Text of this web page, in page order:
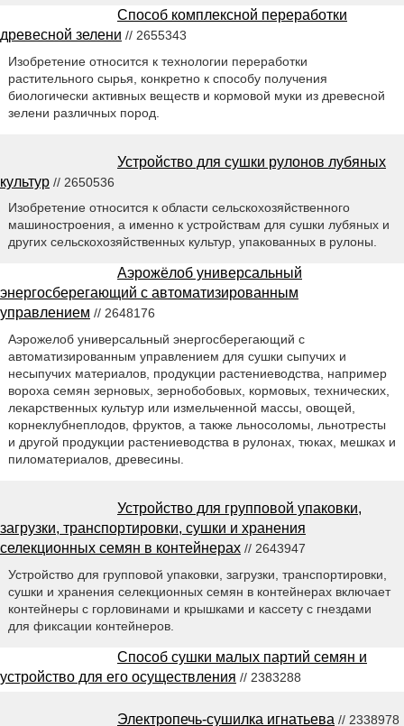
Способ комплексной переработки
древесной зелени // 2655343
Изобретение относится к технологии переработки
растительного сырья, конкретно к способу получения
биологически активных веществ и кормовой муки из древесной
зелени различных пород.
Устройство для сушки рулонов лубяных
культур // 2650536
Изобретение относится к области сельскохозяйственного
машиностроения, а именно к устройствам для сушки лубяных и
других сельскохозяйственных культур, упакованных в рулоны.
Аэрожёлоб универсальный
энергосберегающий с автоматизированным
управлением // 2648176
Аэрожелоб универсальный энергосберегающий с
автоматизированным управлением для сушки сыпучих и
несыпучих материалов, продукции растениеводства, например
вороха семян зерновых, зернобобовых, кормовых, технических,
лекарственных культур или измельченной массы, овощей,
корнеклубнеплодов, фруктов, а также льносоломы, льнотресты
и другой продукции растениеводства в рулонах, тюках, мешках и
пиломатериалов, древесины.
Устройство для групповой упаковки,
загрузки, транспортировки, сушки и хранения
селекционных семян в контейнерах // 2643947
Устройство для групповой упаковки, загрузки, транспортировки,
сушки и хранения селекционных семян в контейнерах включает
контейнеры с горловинами и крышками и кассету с гнездами
для фиксации контейнеров.
Способ сушки малых партий семян и
устройство для его осуществления // 2383288
Электропечь-сушилка игнатьева // 2338978